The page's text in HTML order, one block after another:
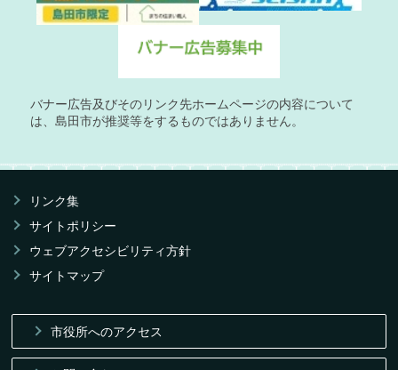
バナー広告及びそのリンク先ホームページの内容について
は、島田市が推奨等をするものではありません。
リンク集
サイトポリシー
ウェブアクセシビリティ方針
サイトマップ
市役所へのアクセス